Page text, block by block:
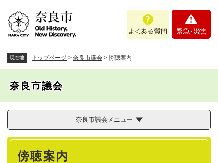
あ
問
・
現在地 トップページ > 奈良市議会 > 傍聴案内
奈良市議会
奈良市議会メニュー
本
傍聴案内